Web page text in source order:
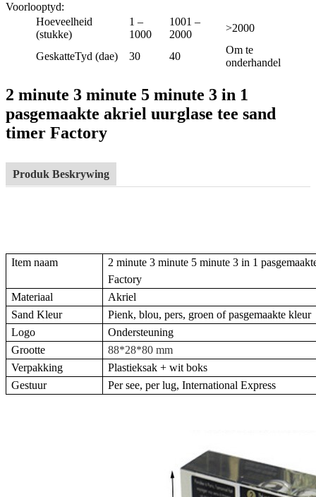
Voorlooptyd:
Hoeveelheid
(stukke)
1 –
1000
1001 –
2000
>2000
GeskatteTyd (dae) 30 40
Om te
onderhandel
2 minute 3 minute 5 minute 3 in 1
pasgemaakte akriel uurglase tee sand
timer Factory
Produk Beskrywing
Item naam
2 minute 3 minute 5 minute 3 in 1
Factory
Materiaal
Akriel
Sand Kleur
Pienk, blou, pers, groen of pasgemaakte kleur
Logo
Ondersteuning
Grootte
88*28*80 mm
Verpakking
Plastieksak + wit boks
Gestuur
Per see, per lug, International Express